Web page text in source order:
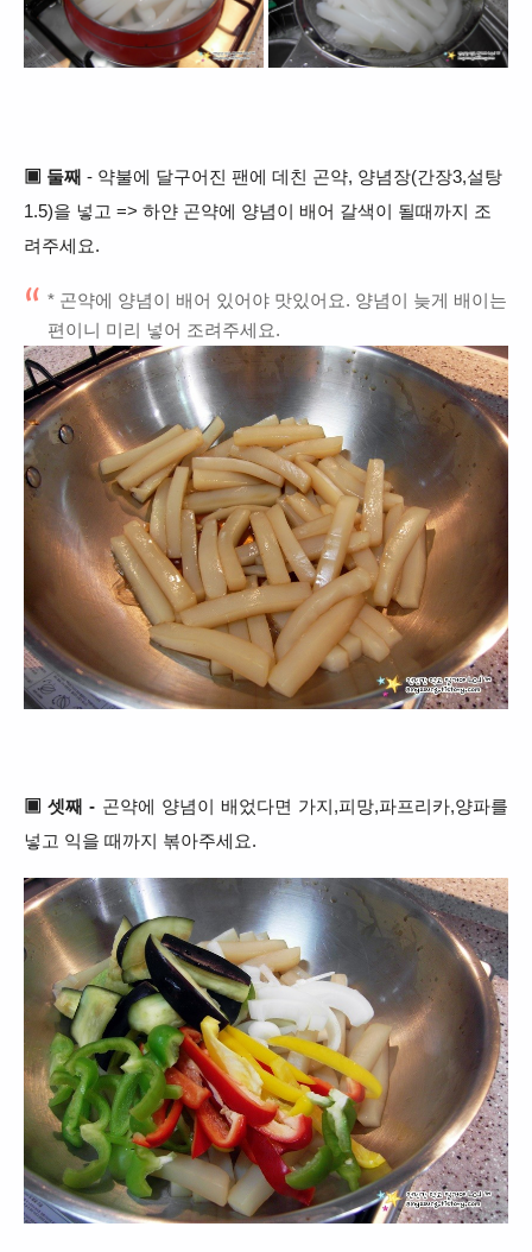
▣ 둘째 - 약불에 달구어진 팬에 데친 곤약, 양념장(간장3,설탕
1.5)을 넣고 => 하얀 곤약에 양념이 배어 갈색이 될때까지 조
려주세요.
* 곤약에 양념이 배어 있어야 맛있어요. 양념이 늦게 배이는
편이니 미리 넣어 조려주세요.
▣ 셋째 - 곤약에 양념이 배었다면 가지,피망,파프리카,양파를
넣고 익을 때까지 볶아주세요.